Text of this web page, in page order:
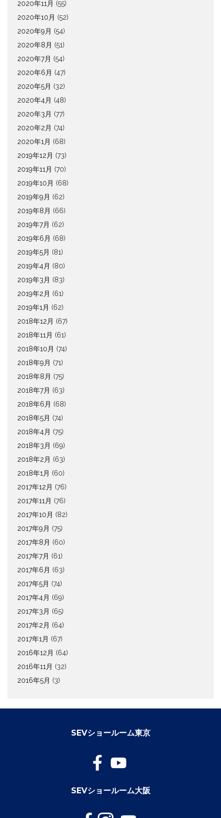
2020年11月 (55)
2020年10月 (52)
2020年9月 (54)
2020年8月 (51)
2020年7月 (54)
2020年6月 (47)
2020年5月 (32)
2020年4月 (48)
2020年3月 (77)
2020年2月 (74)
2020年1月 (68)
2019年12月 (73)
2019年11月 (70)
2019年10月 (68)
2019年9月 (62)
2019年8月 (66)
2019年7月 (62)
2019年6月 (68)
2019年5月 (81)
2019年4月 (80)
2019年3月 (83)
2019年2月 (61)
2019年1月 (62)
2018年12月 (67)
2018年11月 (61)
2018年10月 (74)
2018年9月 (71)
2018年8月 (75)
2018年7月 (63)
2018年6月 (68)
2018年5月 (74)
2018年4月 (75)
2018年3月 (69)
2018年2月 (63)
2018年1月 (60)
2017年12月 (76)
2017年11月 (76)
2017年10月 (82)
2017年9月 (75)
2017年8月 (60)
2017年7月 (61)
2017年6月 (63)
2017年5月 (74)
2017年4月 (69)
2017年3月 (65)
2017年2月 (64)
2017年1月 (67)
2016年12月 (64)
2016年11月 (32)
2016年5月 (3)
SEVショールーム東京
SEVショールーム大阪